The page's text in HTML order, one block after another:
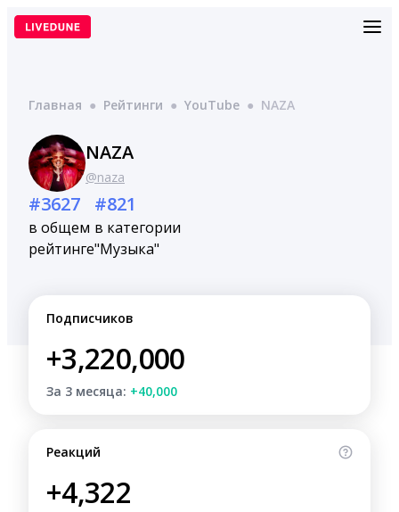
Перейти
Главная ● Рейтинги ● YouTube ● NAZA
NAZA
@naza
#3627
в общем
рейтинге
#821
в категории
"Музыка"
Подписчиков
+3,220,000
За 3 месяца: +40,000
Реакций
+4,322